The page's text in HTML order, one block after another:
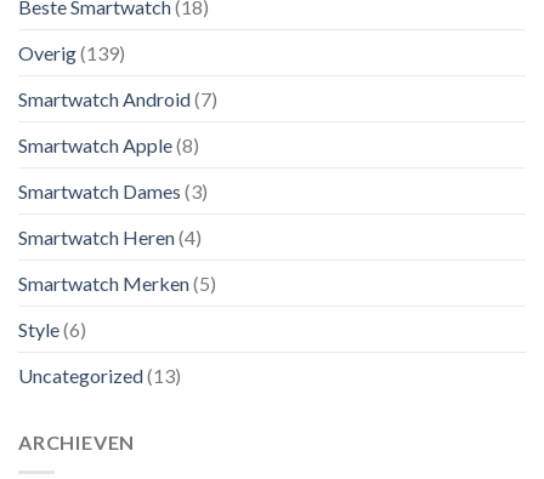
Beste Smartwatch(18)
Overig(139)
Smartwatch Android(7)
Smartwatch Apple(8)
Smartwatch Dames (3)
Smartwatch Heren(4)
Smartwatch Merken(5)
Style(6)
Uncategorized(13)
ARCHIEVEN